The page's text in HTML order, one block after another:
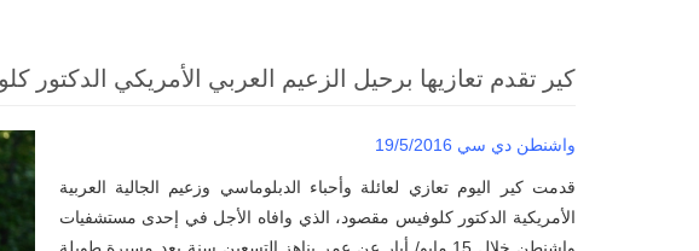
كير تقدم تعازيها برحيل الزعيم العربي الأمريكي الدكتور
واشنطن دي سي 19/5/2016
قدمت كير اليوم تعازي لعائلة وأحباء الدبلوماسي وزعيم الجالية العربية
الأمريكية الدكتور كلوفيس مقصود، الذي وافاه الأجل في إحدى مستشفيات